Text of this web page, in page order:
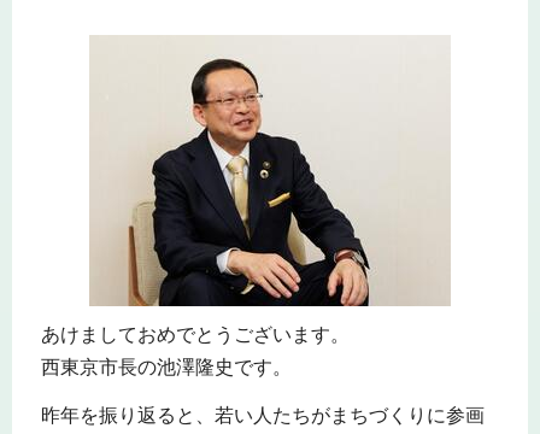
あけましておめでとうございます。
西東京市長の池澤隆史です。
昨年を振り返ると、若い人たちがまちづくりに参画